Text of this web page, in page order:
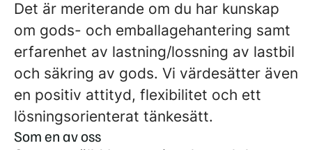
Det är meriterande om du har kunskap
om gods- och emballagehantering samt
erfarenhet av lastning/lossning av lastbil
och säkring av gods. Vi värdesätter även
en positiv attityd, flexibilitet och ett
lösningsorienterat tänkesätt.
Som en av oss